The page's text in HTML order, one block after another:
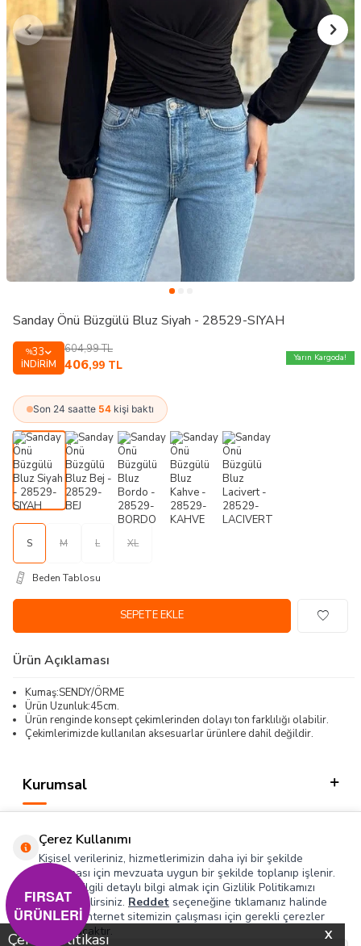
X
Çerez Politikası
Sanday Önü Büzgülü Bluz Siyah - 28529-SIYAH
%33
İNDIRIM
604,99TL
406,99 TL
Yarın Kargoda!
Son 24 saatte 54 kişi baktı
S M L XL
Beden Tablosu
SEPETE EKLE
Ürün Açıklaması
Kumaş:SENDY/ÖRME
Ürün Uzunluk:45cm.
Ürün renginde konsept çekimlerinden dolayı ton farklılığı olabilir.
Çekimlerimizde kullanılan aksesuarlar ürünlere dahil değildir.
Kurumsal
Hızlı Erişim
Sosyal
Adres & İletişim
Çerez Kullanımı
Kişisel verileriniz, hizmetlerimizin daha iyi bir şekilde
sunulması için mevzuata uygun bir şekilde toplanıp işlenir.
Konuyla ilgili detaylı bilgi almak için Gizlilik Politikamızı
inceleyebilirsiniz. Reddet seçeneğine tıklamanız halinde
yalnızca internet sitemizin çalışması için gerekli çerezler
kullanılacaktır.
FIRSAT
ÜRÜNLERİ